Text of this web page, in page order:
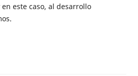
este caso, al desarrollo